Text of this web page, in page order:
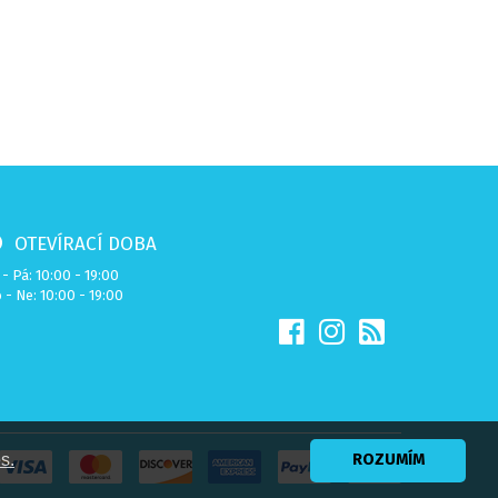
ROZUMÍM
OTEVÍRACÍ DOBA
Pá: 10:00 - 19:00
- Ne: 10:00 - 19:00